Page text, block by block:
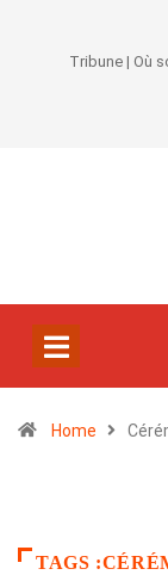
Tribune | Où
Home
TAGS